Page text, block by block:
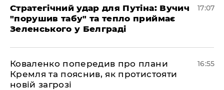
Стратегічний удар для Путіна: Вучич
"порушив табу" та тепло приймає
Зеленського у Белграді
17:07
Коваленко попередив про плани
Кремля та пояснив, як протистояти
новій загрозі
16:55